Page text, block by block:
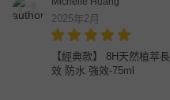
2025年2月
【經典款】 8H天然植萃
效 防水 強效-75ml